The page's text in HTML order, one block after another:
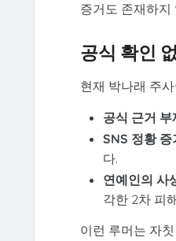
증거도 존재하지
공식 확인
현재 박나래 주
공식 근거 부
SNS 정황
다.
연예인의 사
각한 2차 피
이런 루머는 자